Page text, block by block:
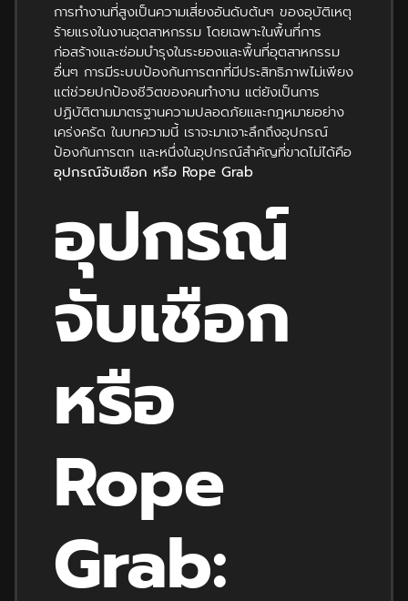
การทำงานที่สูงเป็นความเสี่ยงอันดับต้นๆ ของอุบัติเหตุ
ร้ายแรงในงานอุตสาหกรรม โดยเฉพาะในพื้นที่การ
ก่อสร้างและซ่อมบำรุงในระยองและพื้นที่อุตสาหกรรม
อื่นๆ การมีระบบป้องกันการตกที่มีประสิทธิภาพไม่เพียง
แต่ช่วยปกป้องชีวิตของคนทำงาน แต่ยังเป็นการ
ปฏิบัติตามมาตรฐานความปลอดภัยและกฎหมายอย่าง
เคร่งครัด ในบทความนี้ เราจะมาเจาะลึกถึงอุปกรณ์
ป้องกันการตก และหนึ่งในอุปกรณ์สำคัญที่ขาดไม่ได้คือ
อุปกรณ์จับเชือก หรือ Rope Grab
อุปกรณ์
จับเชือก
หรือ
Rope
Grab: